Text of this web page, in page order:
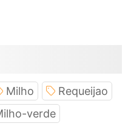
Milho
Requeijao
verde